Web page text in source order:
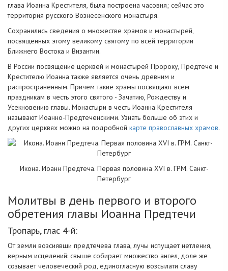
глава Иоанна Крестителя, была построена часовня; сейчас это
территория русского Вознесенского монастыря.
Сохранились сведения о множестве храмов и монастырей,
посвященных этому великому святому по всей территории
Ближнего Востока и Византии.
В России посвящение церквей и монастырей Пророку, Предтече и
Крестителю Иоанна также является очень древним и
распространенным. Причем такие храмы посвящают всем
праздникам в честь этого святого - Зачатию, Рождеству и
Усекновению главы. Монастыри в честь Иоанна Крестителя
называют Иоанно-Предтеченскими. Узнать больше об этих и
других церквях можно на подробной карте православных храмов.
Икона. Иоанн Предтеча. Первая половина XVI в. ГРМ. Санкт-
Петербург
Молитвы в день первого и второго
обретения главы Иоанна Предтечи
Тропарь, глас 4-й:
От земли возсиявши предтечева глава, лучы испущает нетления,
верным исцелений: свыше собирает множество ангел, доле же
созывает человеческий род, единогласную возсылати славу